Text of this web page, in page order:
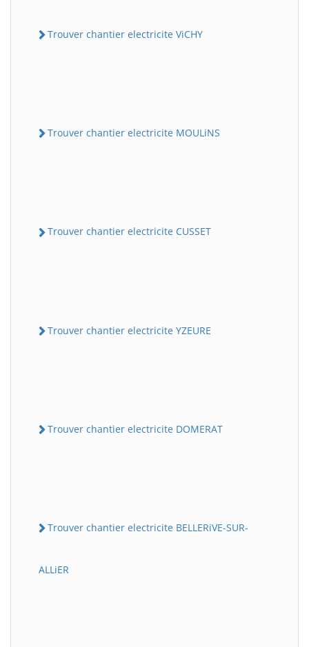
Trouver chantier electricite ViCHY
Trouver chantier electricite MOULiNS
Trouver chantier electricite CUSSET
Trouver chantier electricite YZEURE
Trouver chantier electricite DOMERAT
Trouver chantier electricite BELLERiVE-SUR-
ALLiER